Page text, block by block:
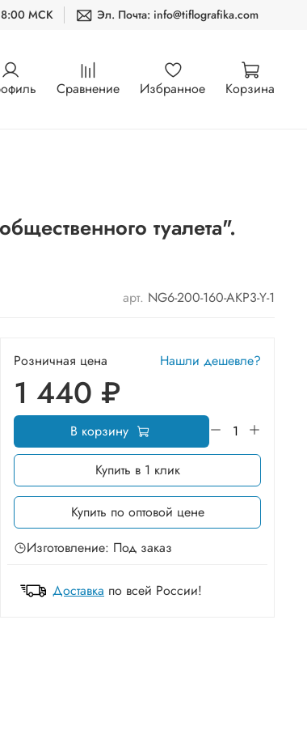
МСК Эл. Почта: info@tiflografika.com
Сравнение Избранное Корзина
туалета".
арт. NG6-200-160-AKP3-Y-1
Розничная цена Нашли дешевле?
1 440 ₽
В корзину
Купить в 1 клик
Купить по оптовой цене
Изготовление: Под заказ
Доставка по всей России!